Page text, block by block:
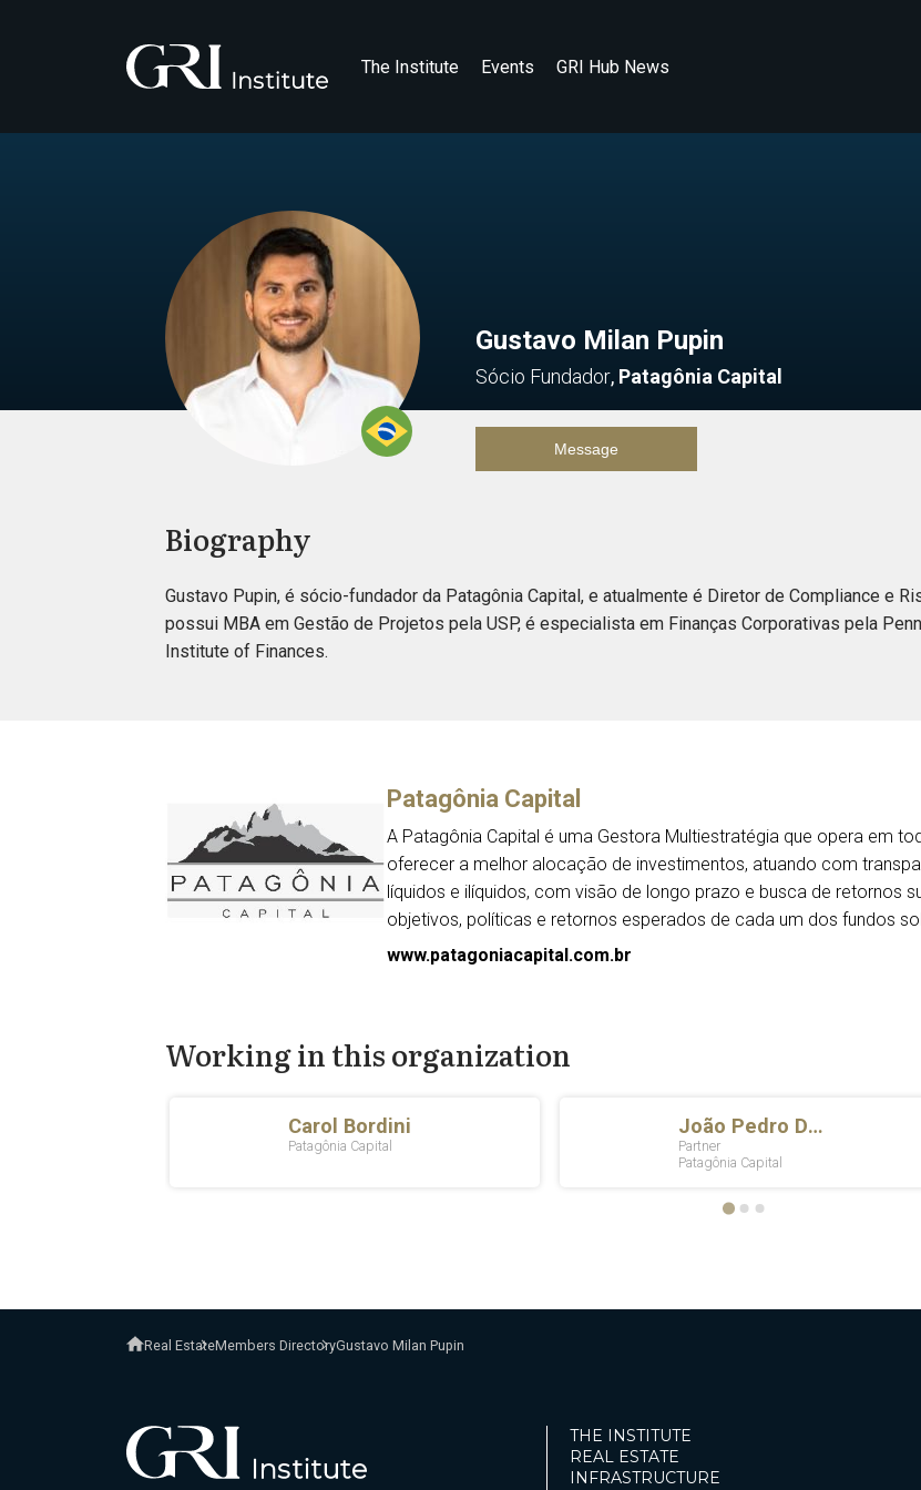
The Institute Events GRI Hub News
Gustavo Milan Pupin
Sócio Fundador, Patagônia Capital
Message
Biography
Gustavo Pupin, é sócio-fundador da Patagônia Capital, e atualmente é Diretor de Compliance e
possui MBA em Gestão de Projetos pela USP, é especialista em Finanças Corporativas pela
Institute of Finances.
Patagônia Capital
A Patagônia Capital é uma Gestora Multiestratégia que opera em
oferecer a melhor alocação de investimentos, atuando com
líquidos e ilíquidos, com visão de longo prazo e busca de retornos
objetivos, políticas e retornos esperados de cada um dos fundos
www.patagoniacapital.com.br
Working in this organization
Real EstateMembers DirectoryGustavo Milan Pupin
THE INSTITUTE
REAL ESTATE
INFRASTRUCTURE